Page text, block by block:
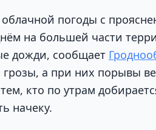
облачной погоды с
на большей части
дожди, сообщает
а при них порывы
тем, кто по утрам
начеку.